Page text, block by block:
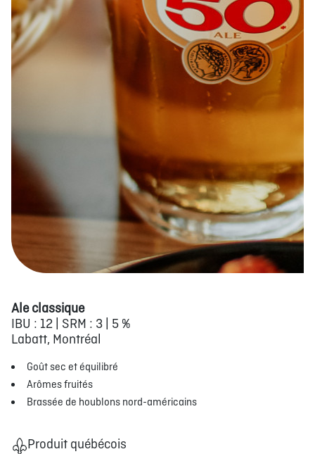
Ale classique
IBU : 12 | SRM : 3 | 5 %
Labatt, Montréal
Goût sec et équilibré
Arômes fruités
Brassée de houblons nord-américains
Produit québécois